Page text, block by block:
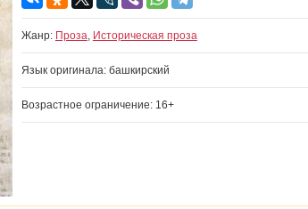
Жанр: Проза, Историческая проза
Язык оригинала: башкирский
Возрастное ограничение: 16+